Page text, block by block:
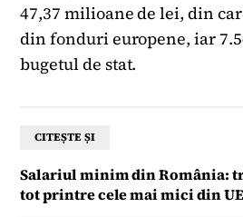
47,37 milioane de lei, din
din fonduri europene, iar
bugetul de stat.
CITEȘTE ȘI
Salariul minim din România:
tot printre cele mai mici din UE